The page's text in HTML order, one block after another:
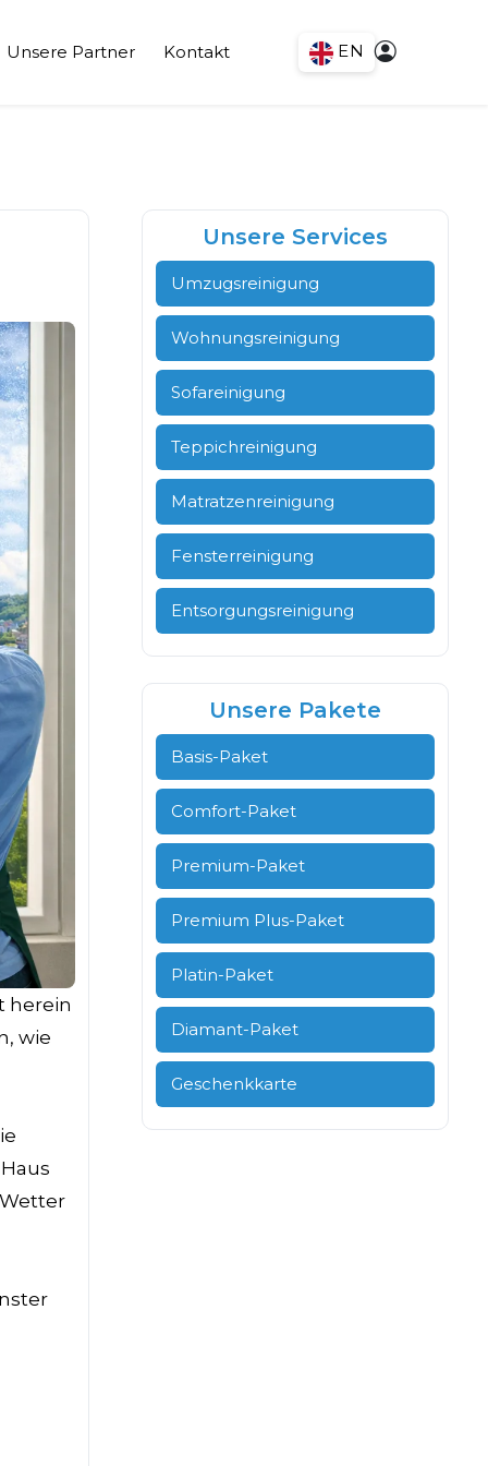
Unsere Partner Kontakt EN
herein
wie
Unsere Services
Umzugsreinigung
Wohnungsreinigung
Sofareinigung
Teppichreinigung
Matratzenreinigung
Fensterreinigung
Entsorgungsreinigung
Unsere Pakete
Basis-Paket
Comfort-Paket
Premium-Paket
Premium Plus-Paket
Platin-Paket
Diamant-Paket
Geschenkkarte